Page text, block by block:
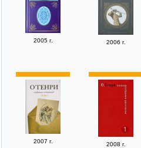
2005 г. 2006 г.
2007 г. 2008 г.